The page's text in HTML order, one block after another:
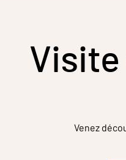
Venez